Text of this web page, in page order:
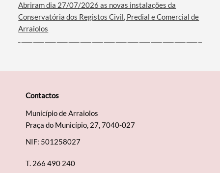
Abriram dia 27/07/2026 as novas instalações da
Conservatória dos Registos Civil, Predial e Comercial de
Arraiolos
Contactos
Município de Arraiolos
Praça do Município, 27, 7040-027
NIF: 501258027
T. 266 490 240